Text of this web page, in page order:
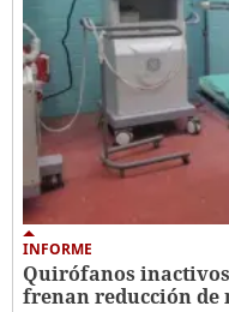
INFORME
Quirófanos
frenan reducción